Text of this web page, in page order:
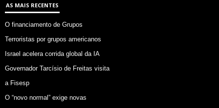
AS MAIS RECENTES
O financiamento de Grupos
Terroristas por grupos americanos
Israel acelera corrida global da IA
Governador Tarcísio de Freitas visita
a Fisesp
O “novo normal” exige novas